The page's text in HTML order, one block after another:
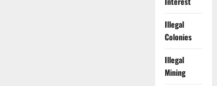
Illegal
Colonies
Illegal
Mining